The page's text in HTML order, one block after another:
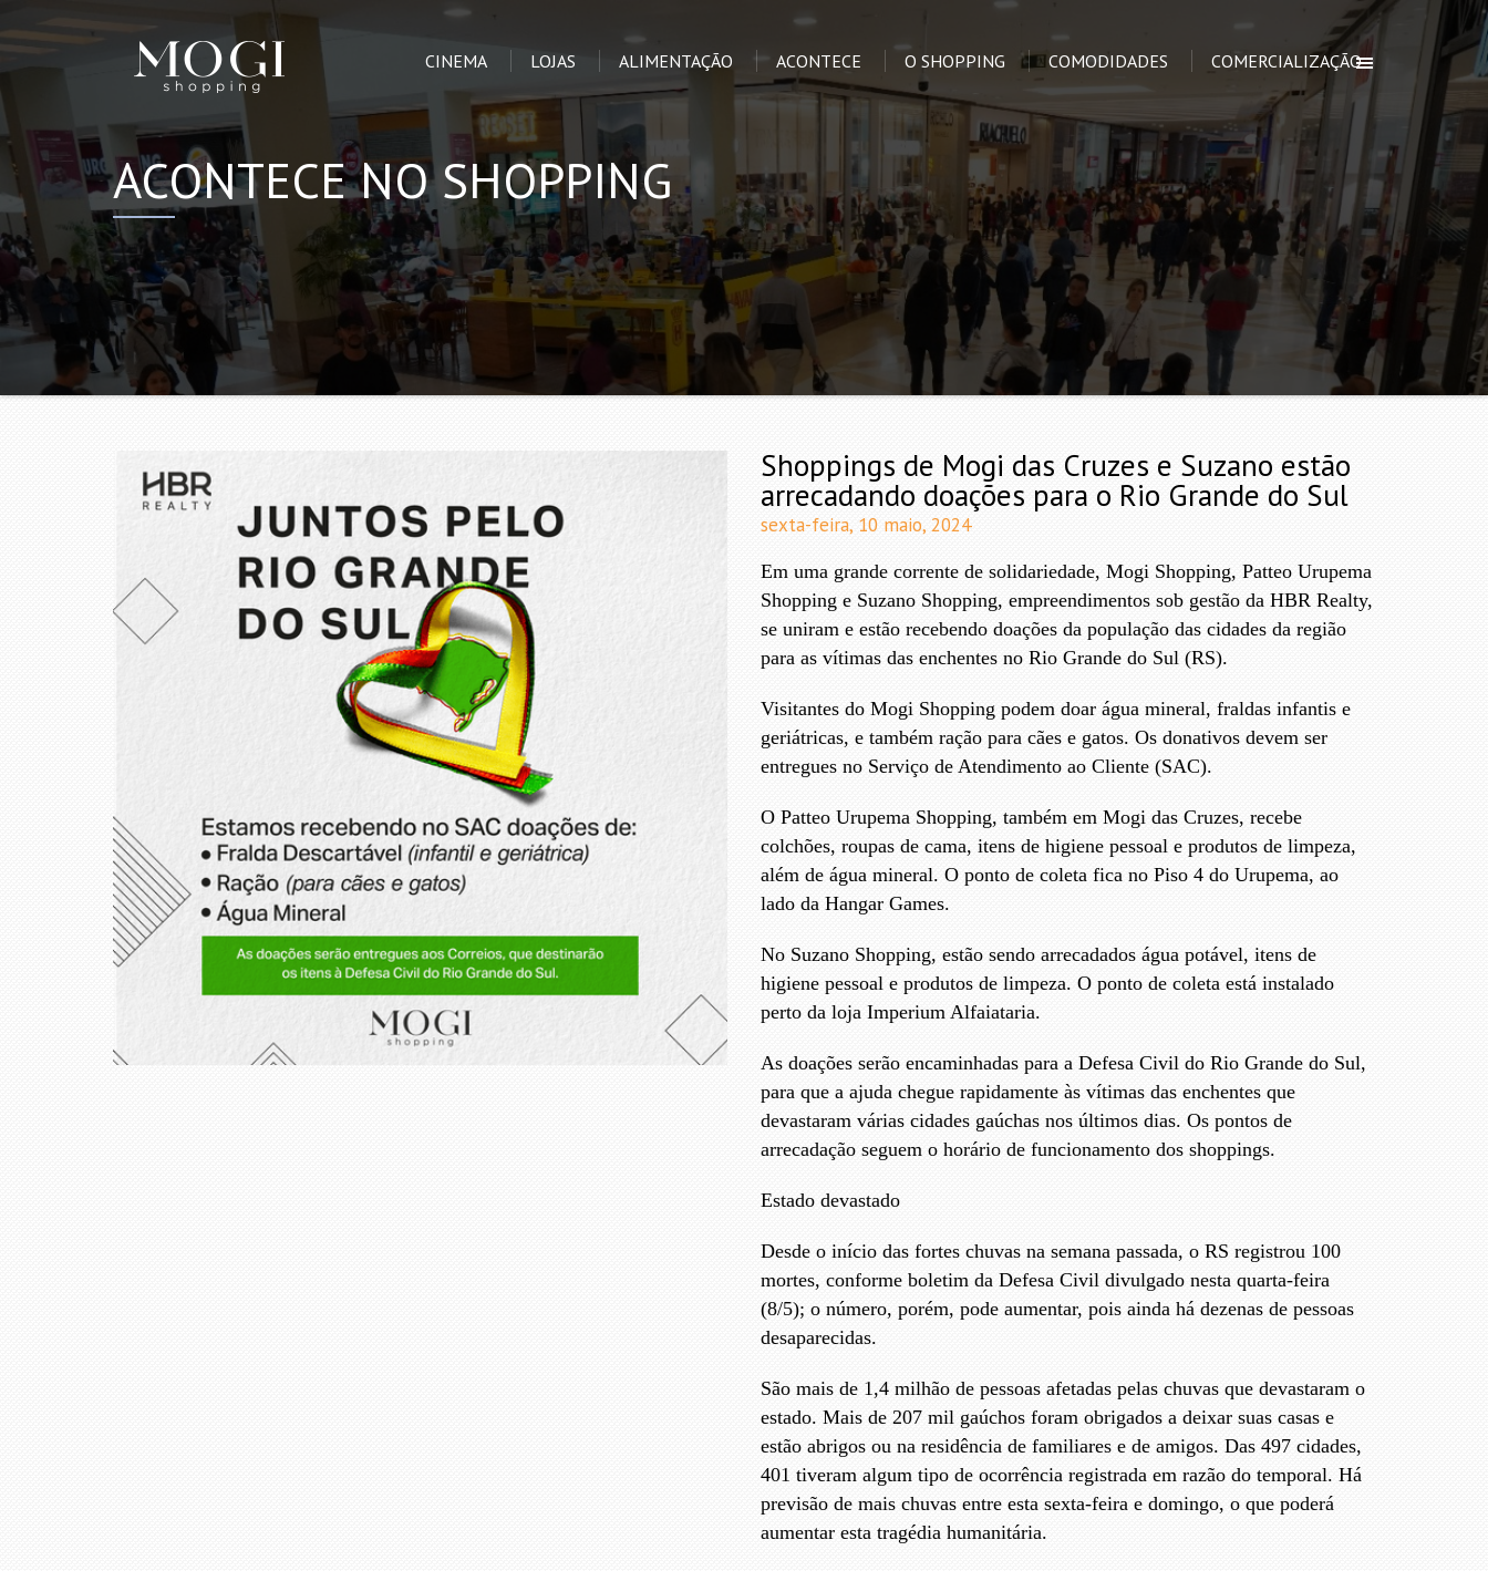
CINEMA LOJAS ALIMENTAÇÃO ACONTECE O SHOPPING COMODIDADES COMERCIALIZAÇÃO
ACONTECE NO SHOPPING
Shoppings de Mogi das Cruzes e Suzano estão
arrecadando doações para o Rio Grande do Sul
sexta-feira, 10 maio, 2024
Em uma grande corrente de solidariedade, Mogi Shopping, Patteo Urupema
Shopping e Suzano Shopping, empreendimentos sob gestão da HBR Realty,
se uniram e estão recebendo doações da população das cidades da região
para as vítimas das enchentes no Rio Grande do Sul (RS).
Visitantes do Mogi Shopping podem doar água mineral, fraldas infantis e
geriátricas, e também ração para cães e gatos. Os donativos devem ser
entregues no Serviço de Atendimento ao Cliente (SAC).
O Patteo Urupema Shopping, também em Mogi das Cruzes, recebe
colchões, roupas de cama, itens de higiene pessoal e produtos de limpeza,
além de água mineral. O ponto de coleta fica no Piso 4 do Urupema, ao
lado da Hangar Games.
No Suzano Shopping, estão sendo arrecadados água potável, itens de
higiene pessoal e produtos de limpeza. O ponto de coleta está instalado
perto da loja Imperium Alfaiataria.
As doações serão encaminhadas para a Defesa Civil do Rio Grande do Sul,
para que a ajuda chegue rapidamente às vítimas das enchentes que
devastaram várias cidades gaúchas nos últimos dias. Os pontos de
arrecadação seguem o horário de funcionamento dos shoppings.
Estado devastado
Desde o início das fortes chuvas na semana passada, o RS registrou 100
mortes, conforme boletim da Defesa Civil divulgado nesta quarta-feira
(8/5); o número, porém, pode aumentar, pois ainda há dezenas de pessoas
desaparecidas.
São mais de 1,4 milhão de pessoas afetadas pelas chuvas que devastaram o
estado. Mais de 207 mil gaúchos foram obrigados a deixar suas casas e
estão abrigos ou na residência de familiares e de amigos. Das 497 cidades,
401 tiveram algum tipo de ocorrência registrada em razão do temporal. Há
previsão de mais chuvas entre esta sexta-feira e domingo, o que poderá
aumentar esta tragédia humanitária.